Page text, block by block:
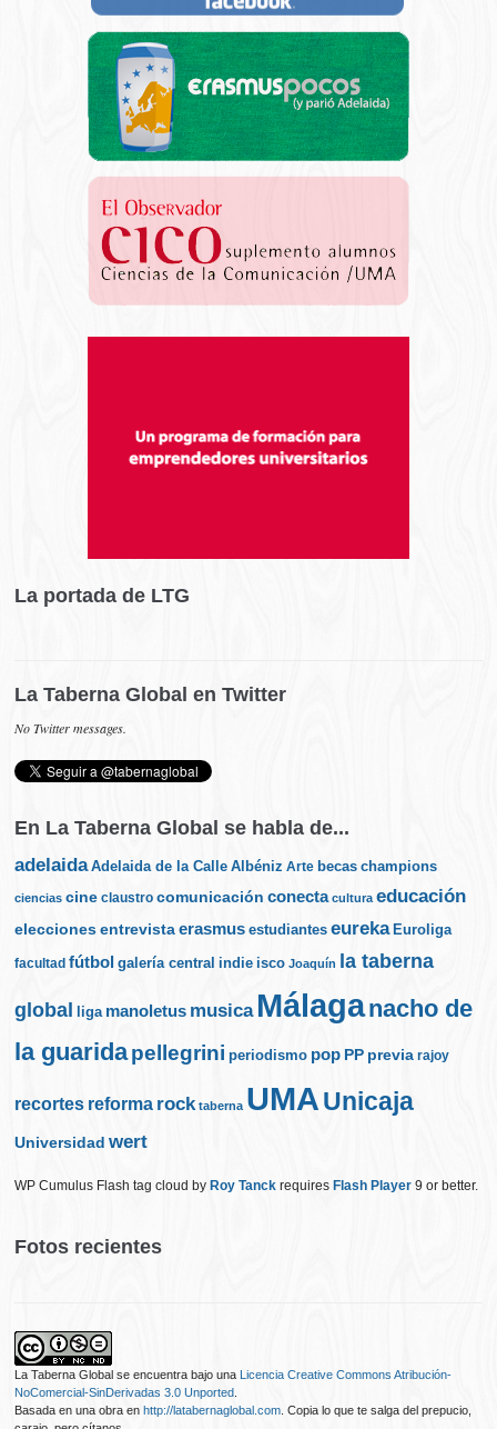
La portada de LTG
La Taberna Global en Twitter
No Twitter messages.
En La Taberna Global se habla de...
adelaida Adelaida de la Calle Albéniz Arte becas champions
ciencias cine claustro comunicación conecta cultura educación
elecciones entrevista erasmus estudiantes eureka Euroliga
facultad fútbol galería central indie isco Joaquín la taberna
global liga manoletus musica Málaganacho de
la guaridapellegrini periodismo pop PP previa rajoy
recortes reforma rock taberna UMA Unicaja
Universidad wert
WP Cumulus Flash tag cloud by Roy Tanck requires Flash Player 9 or better.
Fotos recientes
La Taberna Global se encuentra bajo una Licencia Creative Commons Atribución-
NoComercial-SinDerivadas 3.0 Unported
Basada en una obra enhttp://latabernaglobal.com . Copia lo que te salga del prepucio,